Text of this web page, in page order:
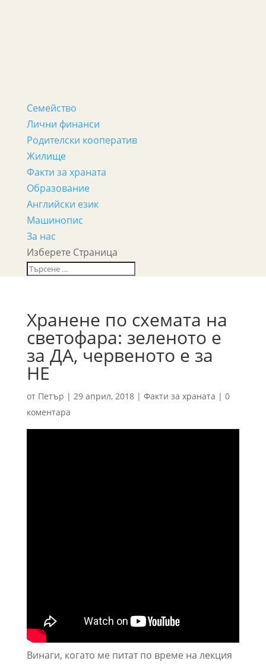
Семейство
Лични финанси
Родителски кооператив
Жилище
Факти за храната
Образование
Английски език
Машинопис
За нас
Изберете Страница
Хранене по схемата на
светофара: зеленото е
за ДА, червеното е за
НЕ
от Петър | 29 април, 2018| Факти за храната | 0
коментара
Винаги, когато ме питат по време на лекция